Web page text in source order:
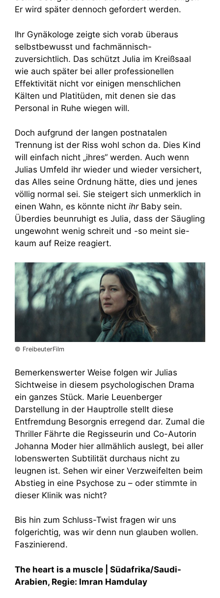
Er wird später dennoch gefordert werden.
Ihr Gynäkologe zeigte sich vorab überaus
selbstbewusst und fachmännisch-
zuversichtlich. Das schützt Julia im Kreißsaal
wie auch später bei aller professionellen
Effektivität nicht vor einigen menschlichen
Kälten und Platitüden, mit denen sie das
Personal in Ruhe wiegen will.
Doch aufgrund der langen postnatalen
Trennung ist der Riss wohl schon da. Dies Kind
will einfach nicht „ihres“ werden. Auch wenn
Julias Umfeld ihr wieder und wieder versichert,
das Alles seine Ordnung hätte, dies und jenes
völlig normal sei. Sie steigert sich unmerklich in
einen Wahn, es könnte nicht ihrBaby sein.
Überdies beunruhigt es Julia, dass der Säugling
ungewohnt wenig schreit und -so meint sie-
kaum auf Reize reagiert.
© FreibeuterFilm
Bemerkenswerter Weise folgen wir Julias
Sichtweise in diesem psychologischen Drama
ein ganzes Stück. Marie Leuenberger
Darstellung in der Hauptrolle stellt diese
Entfremdung Besorgnis erregend dar. Zumal die
Thriller Fährte die Regisseurin und Co-Autorin
Johanna Moder hier allmählich auslegt, bei aller
lobenswerten Subtilität durchaus nicht zu
leugnen ist. Sehen wir einer Verzweifelten beim
Abstieg in eine Psychose zu – oder stimmte in
dieser Klinik was nicht?
Bis hin zum Schluss-Twist fragen wir uns
folgerichtig, was wir denn nun glauben wollen.
Faszinierend.
The heart is a muscle |
Südafrika/Saudi-
Arabien, Regie: Imran Hamdulay